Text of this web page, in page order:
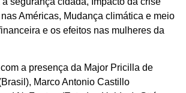
Américas, Mudança climática e meio
e os efeitos nas mulheres da
a presença da Major Pricilla de
Marco Antonio Castillo